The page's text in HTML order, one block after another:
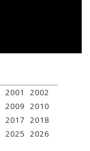
2001
2002
2009 2010
2017 2018
2025 2026